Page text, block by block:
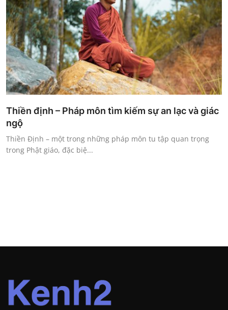
Thiền định – Pháp môn tìm kiếm sự an lạc và giác
ngộ
Thiền Định – một trong những pháp môn tu tập quan trọng
trong Phật giáo, đặc biệ...